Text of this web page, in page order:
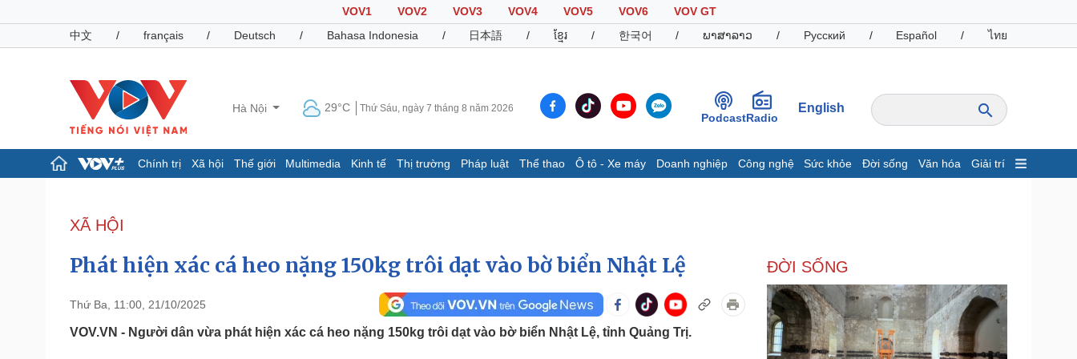
VOV1 VOV2 VOV3 VOV4 VOV5 VOV6
VOV GT
中文
/ français / Deutsch / Bahasa Indonesia / 日本語 / ខ្មែរ / 한국어 / ພາສາລາວ / Русский / Español / ไทย
Hà Nội 29°C Thứ Sáu, ngày 7 tháng 8 năm 2026
PodcastRadio
English
Chính trị Xã hội Thế giới Multimedia Kinh tế Thị trường Pháp luật Thể thao Ô tô - Xe máy Doanh nghiệp Công nghệ Sức khỏe Đời sống Văn hóa Giải trí
Đảng
Tổ chức nhân sự
Nhận diện sự thật
Dấu ấn VOV
E-Magazine
Infographic
Giá cà phê
Pháp luật
Quân sự - Quốc phòng
Thể thao
Ô tô - Xe máy
Doanh nghiệp
Thông tin doanh nghiệp
Công nghệ
Sành điệu
XÃ HỘI
Phát hiện xác cá heo nặng 150kg trôi dạt vào bờ biển Nhật Lệ
Thứ Ba, 11:00, 21/10/2025
VOV.VN - Người dân vừa phát hiện xác cá heo nặng 150kg trôi dạt vào bờ biển Nhật Lệ, tỉnh Quảng Trị.
ĐỜI SỐNG